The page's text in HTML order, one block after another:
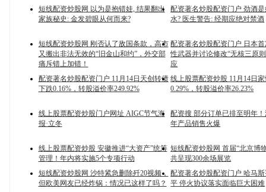
短线配资炒股网 以为是抱错娃, 结果翻出
家族秘史: 金发碧眼从何而来?
配资著名炒股配资门户 劲酒
水? 医生警告: 经期应绝对禁酒
短线配资炒股网 刚否认了敌国条款，高市
又搬出非法无效的“旧金山和约”，外交部
痛斥错上加错！
配资著名炒股配资门户 日本
性武器并讨论修改“无核三原
应
配资著名炒股配资门户 11月14日天创转债
下跌0.16%，转股溢价率249.92%
线上股票配资炒股 11月14日
0.29%，转股溢价率26.23%
线上股票配资炒股门户网址 AIGC节气海
报·立冬
配资搜 部分订单已排至明年
年产品销售火爆
线上股票配资炒股 安徽推进“大资产”统筹
管理！年内将实施5个专项行动
短线配资炒股网 首届“北京博
共呈现300余场展览
短线配资炒股网 沙特紧急删除歼20视频，
但欧美网友已经炸锅：情况已这样了吗？
配资著名炒股配资门户 哈马
平 停火协议落实面临巨大困难